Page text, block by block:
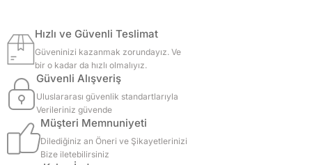
Hızlı ve Güvenli Teslimat
Güveninizi kazanmak zorundayız. Ve
bir o kadar da hızlı olmalıyız.
Güvenli Alışveriş
Uluslararası güvenlik standartlarıyla
Verileriniz güvende
Müşteri Memnuniyeti
Dilediğiniz an Öneri ve Şikayetlerinizi
Bize iletebilirsiniz